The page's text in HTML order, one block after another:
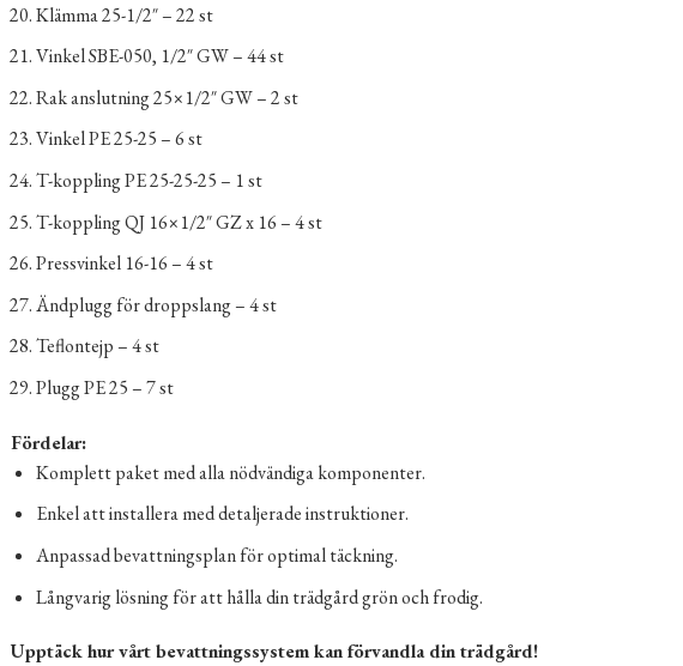
Klämma 25-1/2″ – 22 st
Vinkel SBE-050, 1/2″ GW – 44 st
Rak anslutning 25×1/2″ GW – 2 st
Vinkel PE 25-25 – 6 st
T-koppling PE 25-25-25 – 1 st
T-koppling QJ 16×1/2″ GZ x 16 – 4 st
Pressvinkel 16-16 – 4 st
Ändplugg för droppslang – 4 st
Teflontejp – 4 st
Plugg PE 25 – 7 st
Fördelar:
Komplett paket med alla nödvändiga komponenter.
Enkel att installera med detaljerade instruktioner.
Anpassad bevattningsplan för optimal täckning.
Långvarig lösning för att hålla din trädgård grön och frodig.
Upptäck hur vårt bevattningssystem kan förvandla din trädgård!